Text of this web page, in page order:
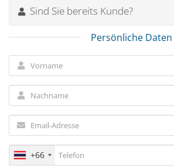
Sind Sie bereits Kunde?
Persönliche Daten
+66